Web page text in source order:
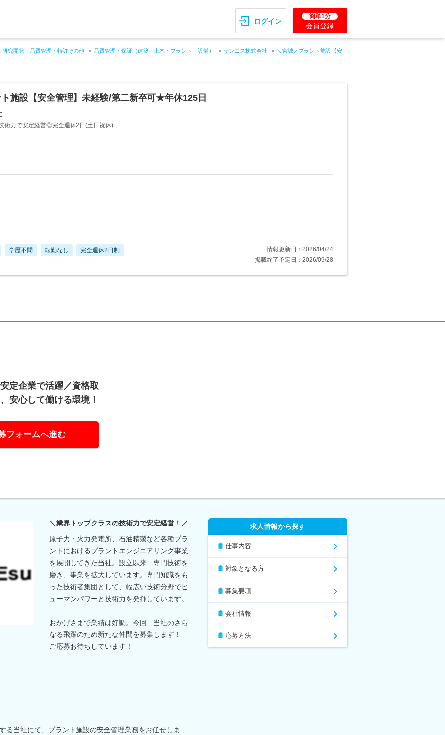
ログイン
簡単1分
会員登録
研究開発・品質管理・特許その他 品質管理・保証（建築・土木・プラント・設備） サンエス株式会社
＼宮城／プラント施設【安
施設【安全管理】未経験/第二新卒可★年休125日
術力で安定経営◎完全週休2日(土日祝休)
学歴不問 転勤なし 完全週休2日制
情報更新日：2026/04/24
掲載終了予定日：2026/09/28
定企業で活躍／資格取
安心して働ける環境！
フォームへ進む
＼業界トップクラスの技術力で安定経営！／
原子力・火力発電所、石油精製など各種プラ
ントにおけるプラントエンジニアリング事業
を展開してきた当社。設立以来、専門技術を
磨き、事業を拡大しています。専門知識をも
った技術者集団として、幅広い技術分野でヒ
ューマンパワーと技術力を発揮しています。
おかげさまで業績は好調。今回、当社のさら
なる飛躍のため新たな仲間を募集します！
ご応募お待ちしています！
る当社にて、プラント施設の安全管理業務をお任せしま
求人情報から探す
仕事内容
対象となる方
募集要項
会社情報
応募方法